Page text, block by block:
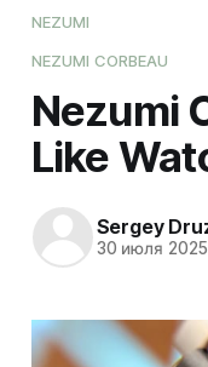
NEZUMI
NEZUMI CORBEAU
Nezumi
Like
Sergey
30 июля 2025